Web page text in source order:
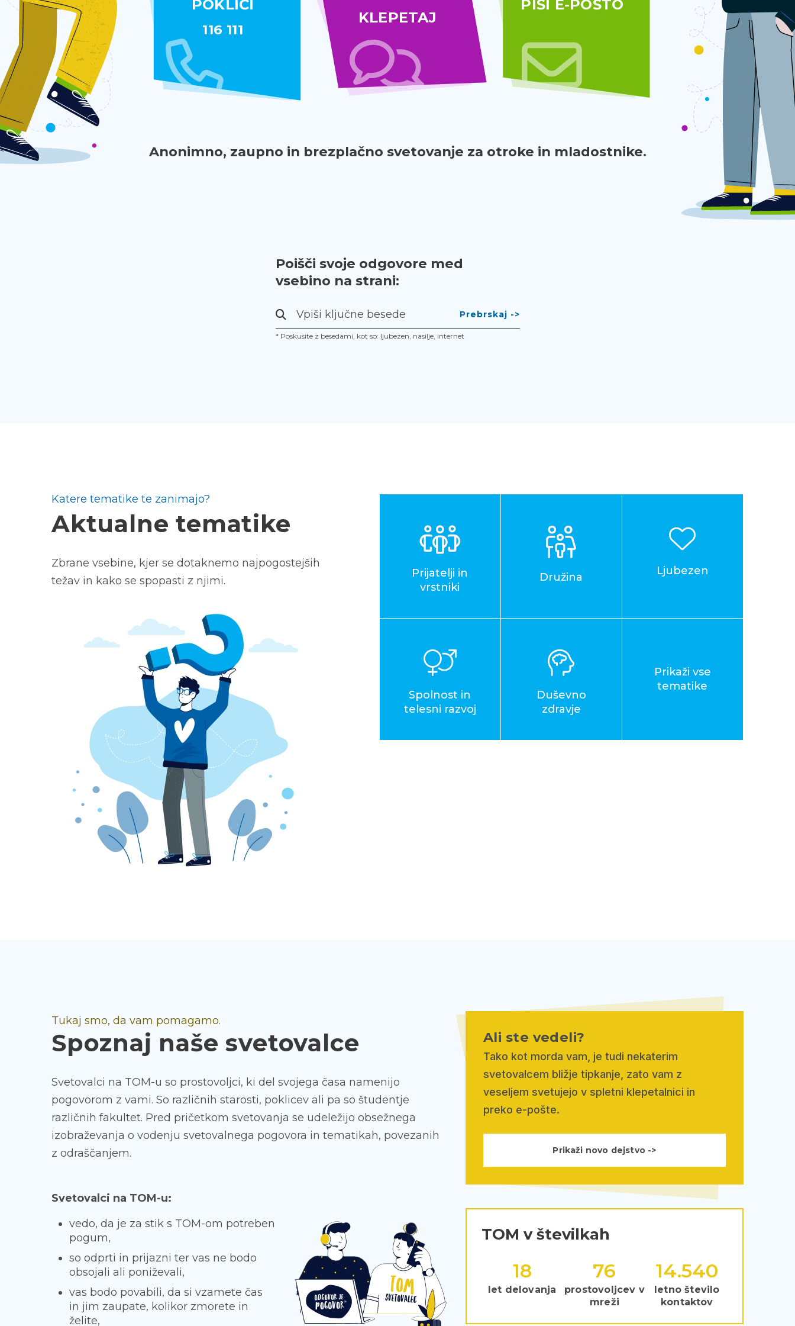
POKLIČI
116 111
KLEPETAJ
PIŠI E-POŠTO
Anonimno, zaupno in brezplačno svetovanje za otroke in mladostnike.
Poišči svoje odgovore med
vsebino na strani:
Prebrskaj
-
* Poskusite z besedami, kot so: ljubezen, nasilje, internet
Katere tematike te zanimajo?
Aktualne tematike
Zbrane vsebine, kjer se dotaknemo najpogostejših
težav in kako se spopasti z njimi.
Prijatelji in
vrstniki
Družina Ljubezen
Spolnost in
telesni razvoj
Duševno
zdravje
Prikaži vse
tematike
Tukaj smo, da vam pomagamo.
Spoznaj naše svetovalce
Svetovalci na TOM-u so prostovoljci, ki del svojega časa namenijo
pogovorom z vami. So različnih starosti, poklicev ali pa so študentje
različnih fakultet. Pred pričetkom svetovanja se udeležijo obsežnega
izobraževanja o vodenju svetovalnega pogovora in tematikah, povezanih
z odraščanjem.
Svetovalci na TOM-u:
vedo, da je za stik s TOM-om potreben
pogum,
so odprti in prijazni ter vas ne bodo
obsojali ali poniževali,
vas bodo povabili, da si vzamete čas
in jim zaupate, kolikor zmorete in
želite,
Ali ste vedeli?
Tako kot morda vam, je tudi nekaterim
svetovalcem bližje tipkanje, zato vam z
veseljem svetujejo v spletni klepetalnici in
preko e-pošte.
Prikaži novo dejstvo ->
TOM v številkah
28
let delovanja
115
prostovoljcev v
mreži
22.018
letno število
kontaktov